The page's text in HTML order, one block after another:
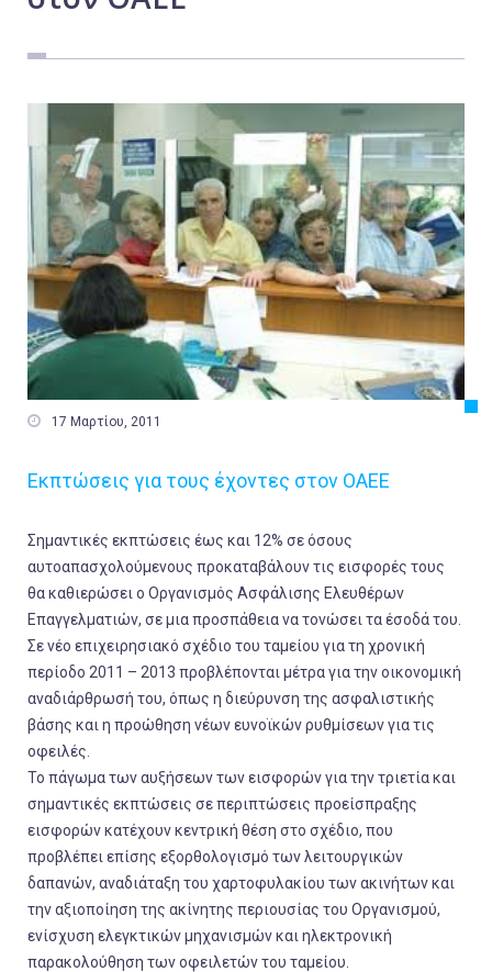
 17 Μαρτίου, 2011
Εκπτώσεις για τους έχοντες στον ΟΑΕΕ
Σημαντικές εκπτώσεις έως και 12% σε όσους
αυτοαπασχολούμενους προκαταβάλουν τις εισφορές τους
θα καθιερώσει ο Οργανισμός Ασφάλισης Ελευθέρων
Επαγγελματιών, σε μια προσπάθεια να τονώσει τα έσοδά του.
Σε νέο επιχειρησιακό σχέδιο του ταμείου για τη χρονική
περίοδο 2011 – 2013 προβλέπονται μέτρα για την οικονομική
αναδιάρθρωσή του, όπως η διεύρυνση της ασφαλιστικής
βάσης και η προώθηση νέων ευνοϊκών ρυθμίσεων για τις
οφειλές.
Το πάγωμα των αυξήσεων των εισφορών για την τριετία και
σημαντικές εκπτώσεις σε περιπτώσεις προείσπραξης
εισφορών κατέχουν κεντρική θέση στο σχέδιο, που
προβλέπει επίσης εξορθολογισμό των λειτουργικών
δαπανών, αναδιάταξη του χαρτοφυλακίου των ακινήτων και
την αξιοποίηση της ακίνητης περιουσίας του Οργανισμού,
ενίσχυση ελεγκτικών μηχανισμών και ηλεκτρονική
παρακολούθηση των οφειλετών του ταμείου.
Ελλάδα
Τοπικά
Αγροτικά
Οικονομία
Πολιτική
Αθλητικά
Αστυνομικό Δελτίο